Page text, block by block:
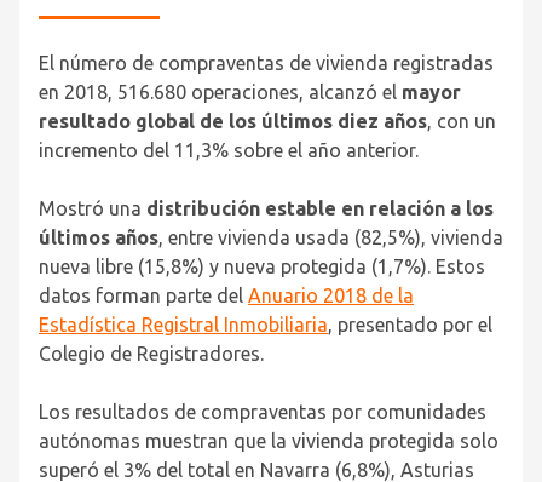
El número de compraventas de vivienda registradas
en 2018, 516.680 operaciones, alcanzó el mayor
resultado global de los últimos diez años, con un
incremento del 11,3% sobre el año anterior.
Mostró una distribución estable en relación a los
últimos años, entre vivienda usada (82,5%), vivienda
nueva libre (15,8%) y nueva protegida (1,7%). Estos
datos forman parte del Anuario 2018 de la
Estadística Registral Inmobiliaria, presentado por el
Colegio de Registradores.
Los resultados de compraventas por comunidades
autónomas muestran que la vivienda protegida solo
superó el 3% del total en Navarra (6,8%), Asturias